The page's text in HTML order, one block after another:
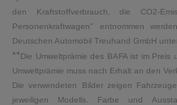
den Kraftstoffverbrauch, die CO2-
Personenkraftwagen" entnommen
Deutschen Automobil Treuhand GmbH
**Die Umweltprämie des BAFA ist im
Umweltprämie muss nach Erhalt an den
Die verwendeten Bilder zeigen
jeweiligen Modells. Farbe und